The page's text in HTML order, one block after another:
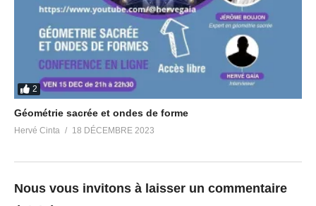
17 juillet 2018
Dans "Société"
2
Géométrie sacrée et ondes de forme
Hervé Cinta 18 DÉCEMBRE 2023
Nous vous invitons à laisser un commentaire